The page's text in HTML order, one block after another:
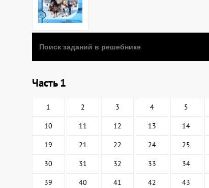
Часть 1
1 2 3 4 5
10 11 12 13 14
19 21 22 24 25
30 31 32 33 34
39 40 41 42 43